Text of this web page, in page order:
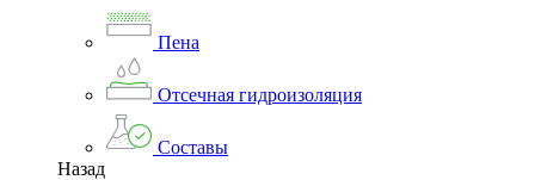
Пена
Отсечная гидроизоляция
Составы
Назад